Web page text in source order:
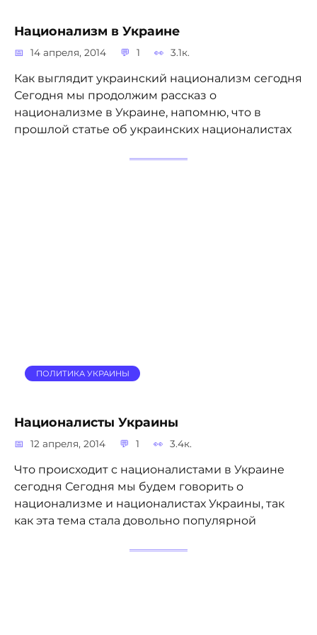
Национализм в Украине
14 апреля, 2014 1 3.1к.
Как выглядит украинский национализм сегодня
Сегодня мы продолжим рассказ о
национализме в Украине, напомню, что в
прошлой статье об украинских националистах
ПОЛИТИКА УКРАИНЫ
Националисты Украины
12 апреля, 2014 1 3.4к.
Что происходит с националистами в Украине
сегодня Сегодня мы будем говорить о
национализме и националистах Украины, так
как эта тема стала довольно популярной